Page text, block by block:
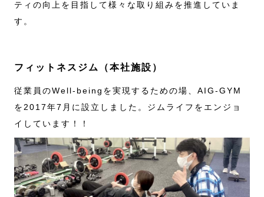
ティの向上を目指して様々な取り組みを推進していま
す。
フィットネスジム（本社施設）
従業員のWell-beingを実現するための場、AIG-GYM
を2017年7月に設立しました。ジムライフをエンジョ
イしています！！